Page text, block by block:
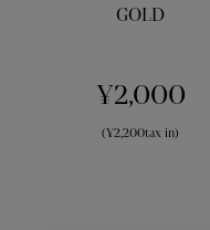
GOLD
¥2,000
(¥2,200tax in)